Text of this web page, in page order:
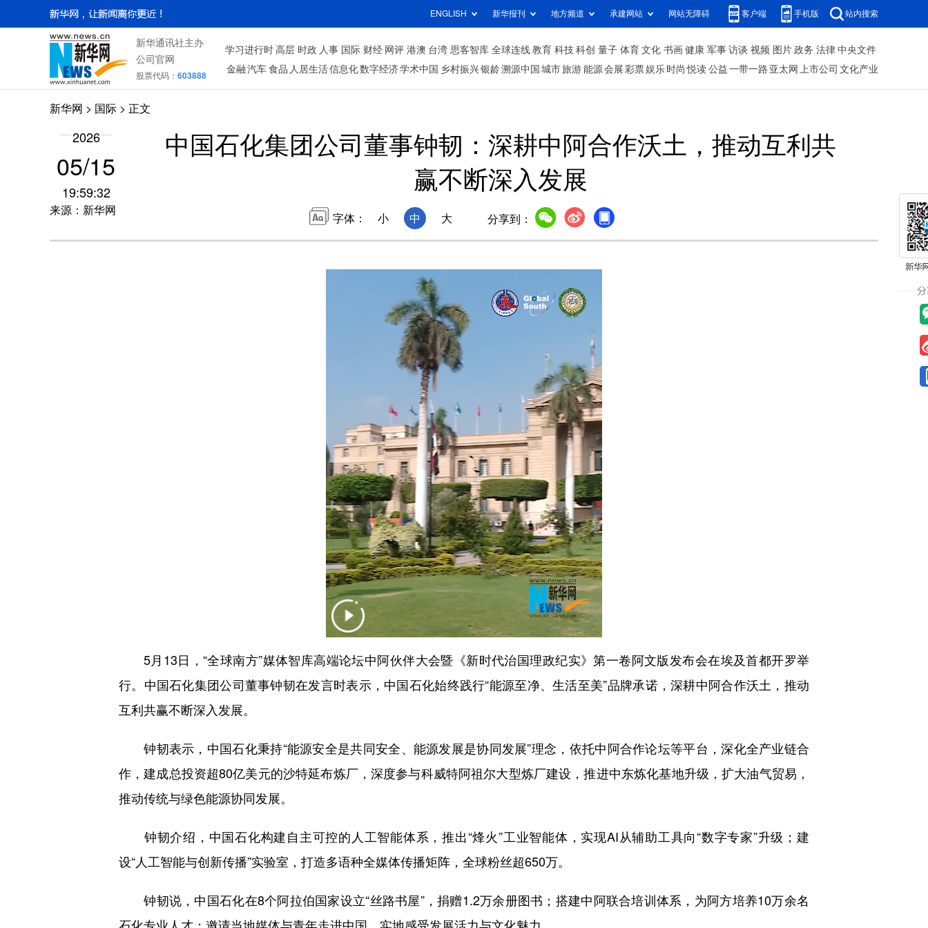
ENGLISH 新华报刊 地方频道 承建网站 网站无障碍 客户端 手机版 站内搜索
新华通讯社主办
公司官网
股票代码： 603888
学习进行时 高层 时政 人事 国际 财经 网评 港澳 台湾 思客智库 全球连线 教育 科技 科创 量子 体育 文化 书画 健康 军事 访谈 视频 图片 政务 法律 中央文件
金融 汽车 食品 人居生活信息化数字经济学术中国 乡村振兴银龄溯源中国 城市旅游 能源 会展 彩票娱乐 时尚 悦读 公益 一带一路 亚太网 上市公司 文化产业
新华网 > 国际 > 正文
2026
05/15
19:59:32
来源：新华网
中国石化集团公司董事钟韧：深耕中阿合作沃土，推动互利共
赢不断深入发展
字体： 小 中 大 分享到：
5月13日，“全球南方”媒体智库高端论坛中阿伙伴大会暨《新时代治国理政纪实》第一卷阿文版发布会在埃及首都开罗举
行。中国石化集团公司董事钟韧在发言时表示，中国石化始终践行“能源至净、生活至美”品牌承诺，深耕中阿合作沃土，推动
互利共赢不断深入发展。
钟韧表示，中国石化秉持“能源安全是共同安全、能源发展是协同发展”理念，依托中阿合作论坛等平台，深化全产业链合
作，建成总投资超80亿美元的沙特延布炼厂，深度参与科威特阿祖尔大型炼厂建设，推进中东炼化基地升级，扩大油气贸易，
推动传统与绿色能源协同发展。
钟韧介绍，中国石化构建自主可控的人工智能体系，推出“烽火”工业智能体，实现AI从辅助工具向“数字专家”升级；建
设“人工智能与创新传播”实验室，打造多语种全媒体传播矩阵，全球粉丝超650万。
钟韧说，中国石化在8个阿拉伯国家设立“丝路书屋”，捐赠1.2万余册图书；搭建中阿联合培训体系，为阿方培养10万余名
石化专业人才；邀请当地媒体与青年走进中国，实地感受发展活力与文化魅力。